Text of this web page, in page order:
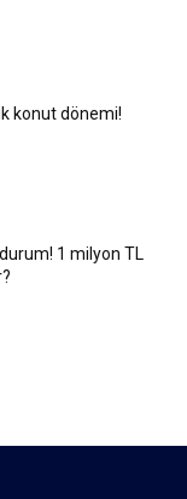
konut dönemi!
1 milyon TL